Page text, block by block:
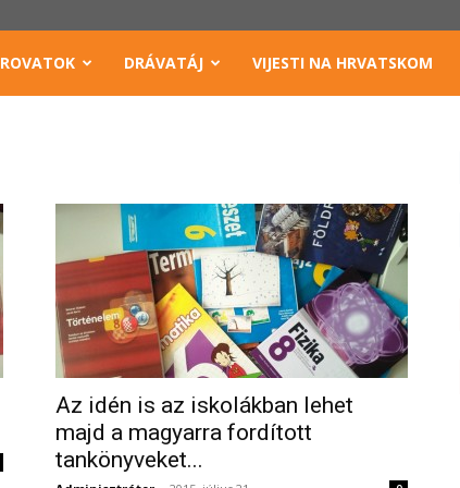
ROVATOK DRÁVATÁJ VIJESTI NA HRVATSKOM
Az idén is az iskolákban lehet
majd a magyarra fordított
tankönyveket...